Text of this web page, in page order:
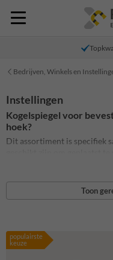
Bedrijven, Winkels en
Instellingen
Kogelspiegel voor
hoek?
Dit assortiment is specifiek
geschikt zijn om geplaatst
waar (verplegend)
Toon
populairste
keuze